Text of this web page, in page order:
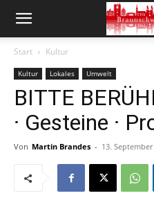
Start Kultur
Kultur Lokales Umwelt
BITTE
· Gesteine ·
Von Martin Brandes - 13.